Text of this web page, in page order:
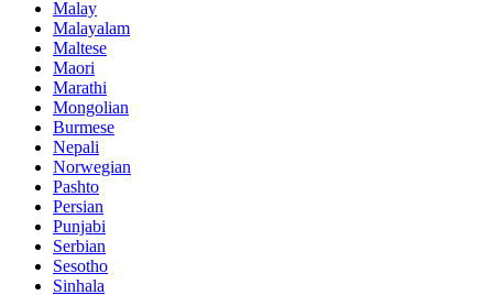
Malay
Malayalam
Maltese
Maori
Marathi
Mongolian
Burmese
Nepali
Norwegian
Pashto
Persian
Punjabi
Serbian
Sesotho
Sinhala